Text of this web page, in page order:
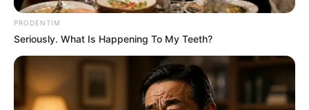
PRODENTIM
Seriously. What Is Happening To My Teeth?